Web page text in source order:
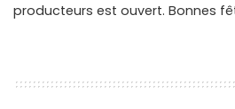
producteurs est ouvert. Bonnes